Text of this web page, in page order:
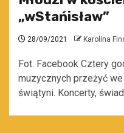
„wStańisław”
28/09/2021 Karolina
Fot. Facebook Cztery
muzycznych przeżyć
świątyni. Koncerty,